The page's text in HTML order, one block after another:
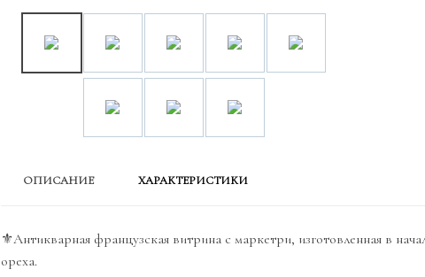
ОПИСАНИЕ ХАРАКТЕРИСТИКИ
⚜️Антикварная французская витрина с маркетри, изготовленная в
ореха.